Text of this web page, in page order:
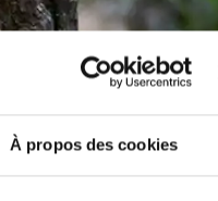
À propos des cookies